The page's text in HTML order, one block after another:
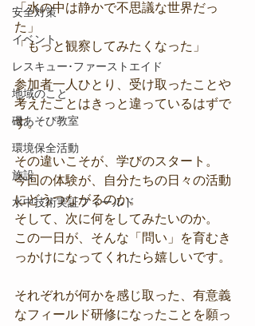
安全対策
イベント
レスキュー･ファーストエイド
地域のこと
磯あそび教室
環境保全活動
施設
水中技術実証フィールド
「水の中は静かで不思議な世界だっ
た」
「もっと観察してみたくなった」
参加者一人ひとり、受け取ったことや
考えたことはきっと違っているはずで
す。
その違いこそが、学びのスタート。
今回の体験が、自分たちの日々の活動
にどうつながるのか。
そして、次に何をしてみたいのか。
この一日が、そんな「問い」を育むき
っかけになってくれたら嬉しいです。
それぞれが何かを感じ取った、有意義
なフィールド研修になったことを願っ